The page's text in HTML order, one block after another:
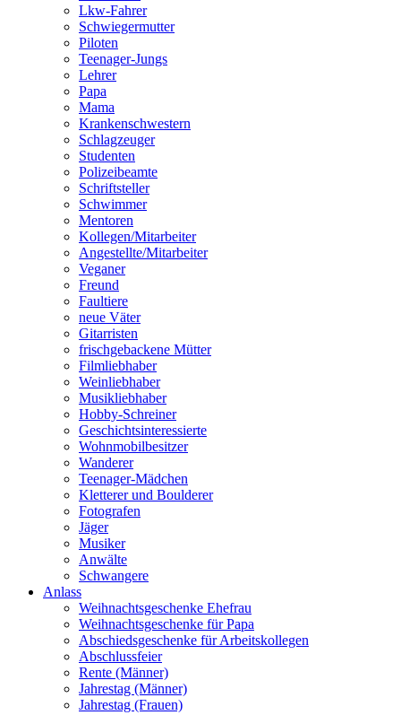
Lkw-Fahrer
Schwiegermutter
Piloten
Teenager-Jungs
Lehrer
Papa
Mama
Krankenschwestern
Schlagzeuger
Studenten
Polizeibeamte
Schriftsteller
Schwimmer
Mentoren
Kollegen/Mitarbeiter
Angestellte/Mitarbeiter
Veganer
Freund
Faultiere
neue Väter
Gitarristen
frischgebackene Mütter
Filmliebhaber
Weinliebhaber
Musikliebhaber
Hobby-Schreiner
Geschichtsinteressierte
Wohnmobilbesitzer
Wanderer
Teenager-Mädchen
Kletterer und Boulderer
Fotografen
Jäger
Musiker
Anwälte
Schwangere
Anlass
Weihnachtsgeschenke Ehefrau
Weihnachtsgeschenke für Papa
Abschiedsgeschenke für Arbeitskollegen
Abschlussfeier
Rente (Männer)
Jahrestag (Männer)
Jahrestag (Frauen)